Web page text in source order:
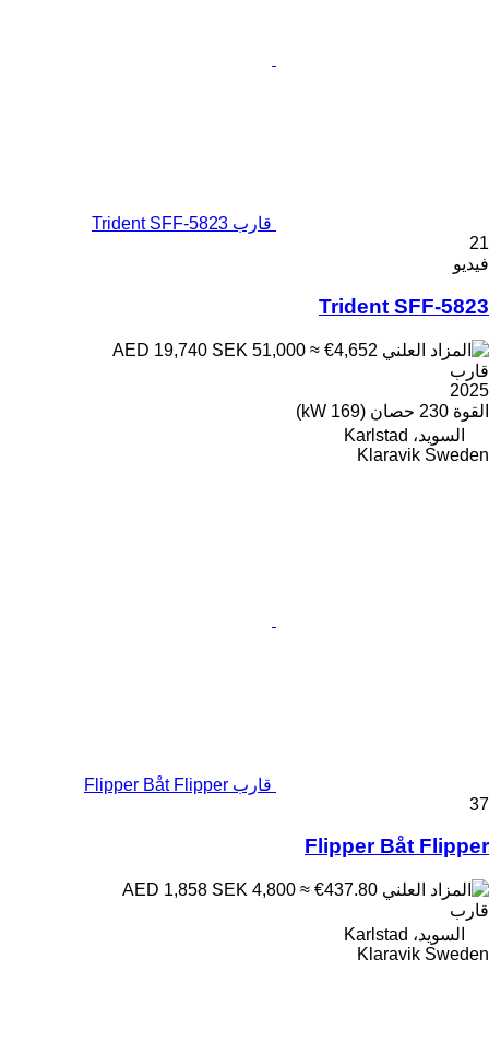
قارب Trident SFF-5823
21
فيديو
Trident SFF-5823
SEK 51,000 ≈ €4,652
قارب
2025
القوة 230 حصان (169 kW)
السويد، Karlstad
Klaravik Sweden
قارب Flipper Båt Flipper
37
Flipper Båt Flipper
SEK 4,800 ≈ €437.80
قارب
السويد، Karlstad
Klaravik Sweden